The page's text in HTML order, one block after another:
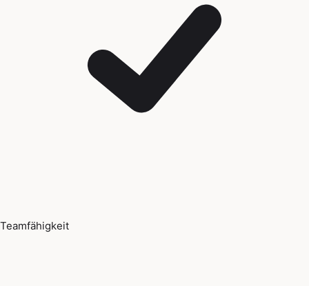
Teamfähigkeit